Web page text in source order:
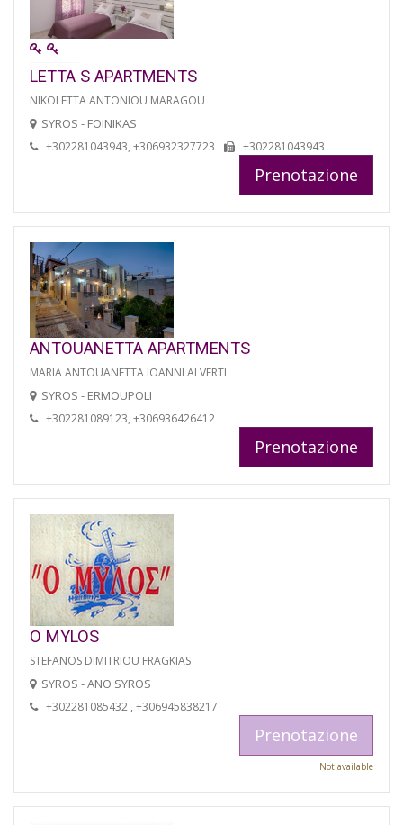
LETTA S APARTMENTS
NIKOLETTA ANTONIOU MARAGOU
SYROS - FOINIKAS
+302281043943, +306932327723 +302281043943
Prenotazione
ANTOUANETTA APARTMENTS
MARIA ANTOUANETTA IOANNI ALVERTI
SYROS - ERMOUPOLI
+302281089123, +306936426412
Prenotazione
O MYLOS
STEFANOS DIMITRIOU FRAGKIAS
SYROS - ANO SYROS
+302281085432 , +306945838217
Prenotazione
Not available